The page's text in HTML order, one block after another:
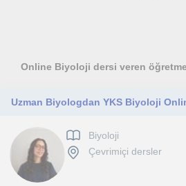
Online Biyoloji dersi veren
Uzman Biyologdan YKS Biyoloji
Biyoloji
Çevrimiçi dersler